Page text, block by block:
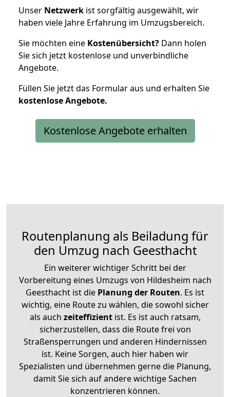
Unser Netzwerk ist sorgfältig ausgewählt, wir
haben viele Jahre Erfahrung im Umzugsbereich.
Sie möchten eine Kostenübersicht? Dann holen
Sie sich jetzt kostenlose und unverbindliche
Angebote.
Füllen Sie jetzt das Formular aus und erhalten Sie
kostenloseAngebote.
Kostenlose Angebote erhalten
Routenplanung als Beiladung für
den Umzug nach Geesthacht
Ein weiterer wichtiger Schritt bei der
Vorbereitung eines Umzugs von Hildesheim nach
Geesthacht ist die Planung der Routen. Es ist
wichtig, eine Route zu wählen, die sowohl sicher
als auch zeiteffizientist. Es ist auch ratsam,
sicherzustellen, dass die Route frei von
Straßensperrungen und anderen Hindernissen
ist. Keine Sorgen, auch hier haben wir
Spezialisten und übernehmen gerne die Planung,
damit Sie sich auf andere wichtige Sachen
konzentrieren können.